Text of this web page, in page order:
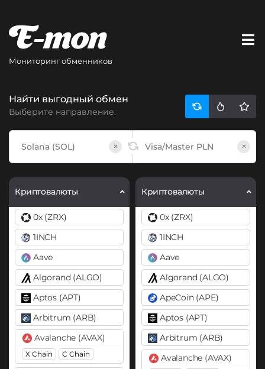
Мониторинг обменников
Найти выгодный обмен
Выберите направление:
× ×
Криптовалюты
0x (ZRX)
1INCH
Aave
Algorand (ALGO)
Aptos (APT)
Arbitrum (ARB)
Avalanche (AVAX)
X Chain C Chain
Криптовалюты
0x (ZRX)
1INCH
Aave
Algorand (ALGO)
ApeCoin (APE)
Aptos (APT)
Arbitrum (ARB)
Avalanche (AVAX)